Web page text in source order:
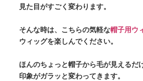
見た目がすごく変わります。
そんな時は、こちらの気軽な帽子用ウ
ウィッグを楽しんでください。
ほんのちょっと帽子から毛が見えるだ
印象がガラッと変わってきます。